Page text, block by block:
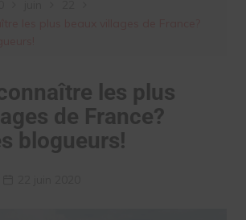
les plus
de France?
blogueurs!